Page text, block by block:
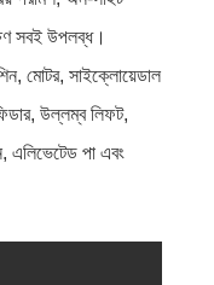
সবই উপলব্ধ।
মোটর, সাইক্লোয়েডাল
উল্লম্ব লিফট,
এলিভেটেড পা এবং